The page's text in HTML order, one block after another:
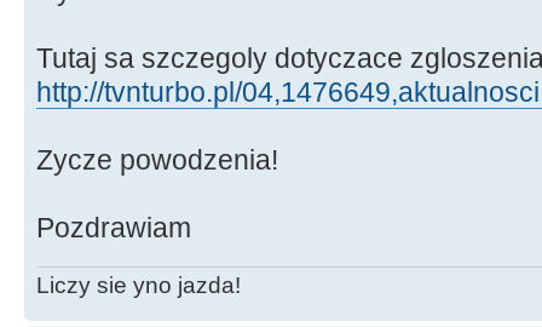
Tutaj sa szczegoly dotyczace
http://tvnturbo.pl/
Zycze powodzenia!
Pozdrawiam
Liczy sie yno jazda!